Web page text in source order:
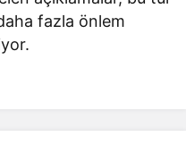
fazla önlem